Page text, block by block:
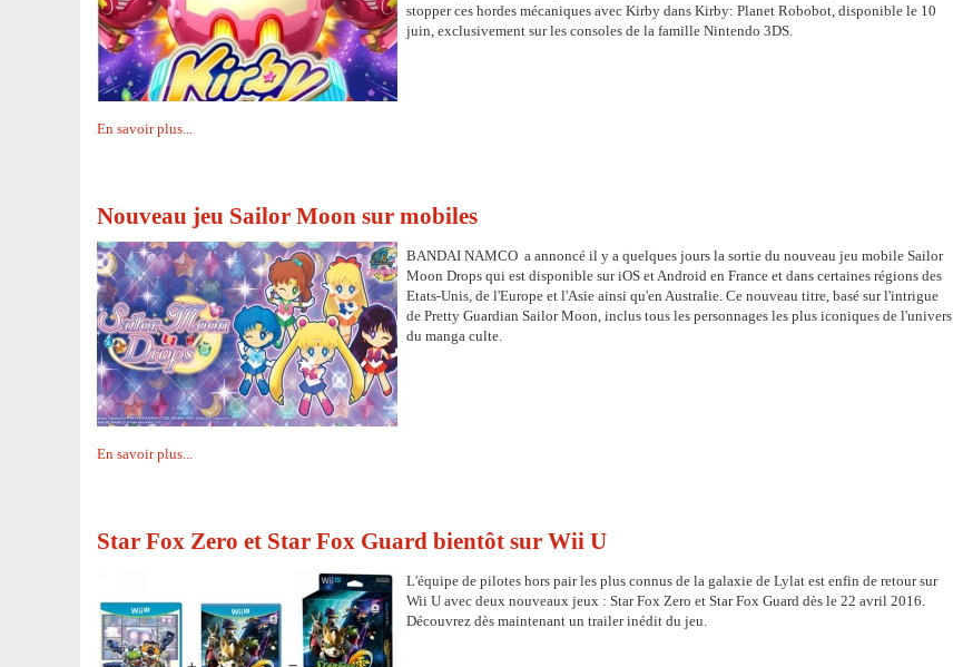
stopper ces hordes mécaniques avec Kirby dans Kirby: Planet Robobot, disponible le 10
juin, exclusivement sur les consoles de la famille Nintendo 3DS.
En savoir plus...
Nouveau jeu Sailor Moon sur mobiles
BANDAI NAMCO a annoncé il y a quelques jours la sortie du nouveau jeu mobile Sailor
Moon Drops qui est disponible sur iOS et Android en France et dans certaines régions des
Etats-Unis, de l'Europe et l'Asie ainsi qu'en Australie. Ce nouveau titre, basé sur l'intrigue
de Pretty Guardian Sailor Moon, inclus tous les personnages les plus iconiques de l'univers
du manga culte.
En savoir plus...
Star Fox Zero et Star Fox Guard bientôt sur Wii U
L'équipe de pilotes hors pair les plus connus de la galaxie de Lylat est enfin de retour sur
Wii U avec deux nouveaux jeux : Star Fox Zero et Star Fox Guard dès le 22 avril 2016.
Découvrez dès maintenant un trailer inédit du jeu.